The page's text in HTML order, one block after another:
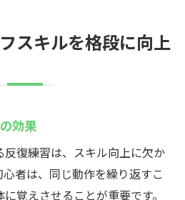
スキルを格段に向上
効果
復練習は、スキル向上に欠か
者は、同じ動作を繰り返すこ
覚えさせることが重要です。